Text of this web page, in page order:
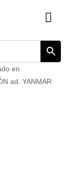
Catálogo
en
ad. YANMAR